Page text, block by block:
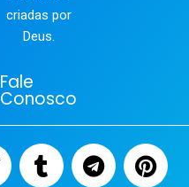
criadas por
Deus.
Fale
Conosco